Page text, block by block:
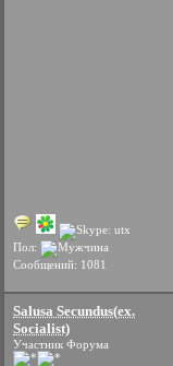
Пол:
Сообщений: 1081
Salusa Secundus(ex.
Socialist)
Участник Форума